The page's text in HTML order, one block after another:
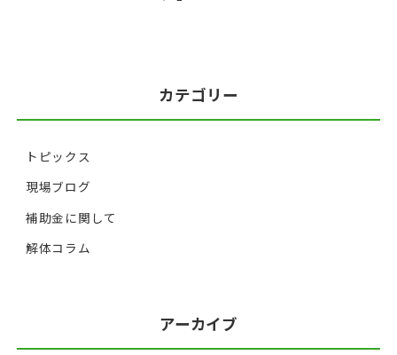
カテゴリー
トピックス
現場ブログ
補助金に関して
解体コラム
アーカイブ